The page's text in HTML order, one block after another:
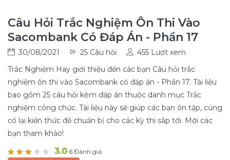
Câu Hỏi Trắc Nghiệm Ôn Thi Vào
Sacombank Có Đáp Án - Phần 17
30/08/2021 25 Câu hỏi
455 Lượt xem
Trắc Nghiệm Hay giới thiệu đến các bạn Câu hỏi trắc
nghiệm ôn thi vào Sacombank có đáp án - Phần 17. Tài liệu
bao gồm 25 câu hỏi kèm đáp án thuộc danh mục Trắc
nghiệm công chức. Tài liệu này sẽ giúp các bạn ôn tập, củng
cố lại kiến thức để chuẩn bị cho các kỳ thi sắp tới. Mời các
bạn tham khảo!
3.0 6 Đánh giá